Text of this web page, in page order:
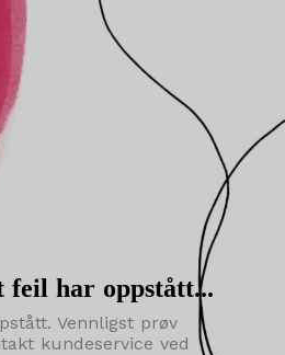
feil har oppstått...
Vennligst prøv
kundeservice ved